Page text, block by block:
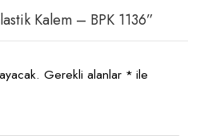
Kalem – BPK 1136”
Gerekli alanlar * ile